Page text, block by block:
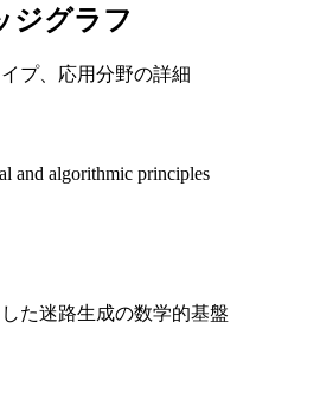
ジグラフ
プ、応用分野の詳細
and algorithmic principles
た迷路生成の数学的基盤